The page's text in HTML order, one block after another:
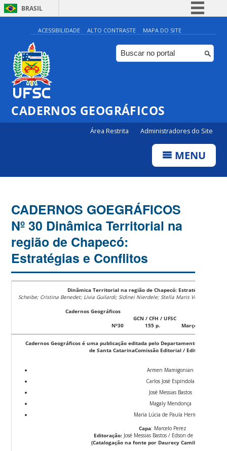
BRASIL
Simplifique!
Comunica BR
Participe
Canais
ACESSIBILIDADE ALTO CONTRASTE MAPA DO SITE
CADERNOS GEOGRÁFICOS
Área Restrita Administradores do Site
MENU
CADERNOS GOEGRÁFICOS
Nº 30 Dinâmica Territorial na
região de Chapecó:
Estratégias e Conflitos
Dinâmica Territorial na região de Chapecó: Estratégias e
Scheibe; Cristina Benedet; Livia Guilardi; Sidinei Nierdele; Stella Maris Veiga
Cadernos Geográficos
GCN / CFH / UFSC
Nº30 155 p. Março de 2014
Cadernos Geográficos é uma publicação editada pelo Departamento de
de Santa CatarinaComissão Editorial / Editorial
Armen Mamigonian
Carlos José Espíndola
José Messias Bastos
Magaly Mendonça
Maria Lúcia de Paula Hermann
Capa: Marcelo Perez
Editoração:José Messias Bastos / Edson de Morais
(Catalogação na fonte por Daurecy Camilo – CRB 14/